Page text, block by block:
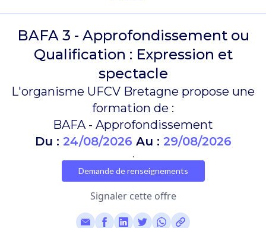
BAFA 3 - Approfondissement ou
Qualification : Expression et
spectacle
L'organisme UFCV Bretagne propose une
formation de :
BAFA - Approfondissement
Du : 24/08/2026 Au : 29/08/2026
.
Demande de renseignements
Signaler cette offre